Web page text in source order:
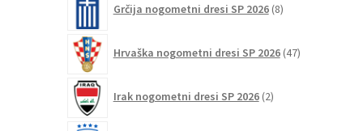
Grčija nogometni dresi SP 2026 8izdelkov
Hrvaška nogometni dresi SP 2026 47izdelkov
Irak nogometni dresi SP 2026 2izdelka